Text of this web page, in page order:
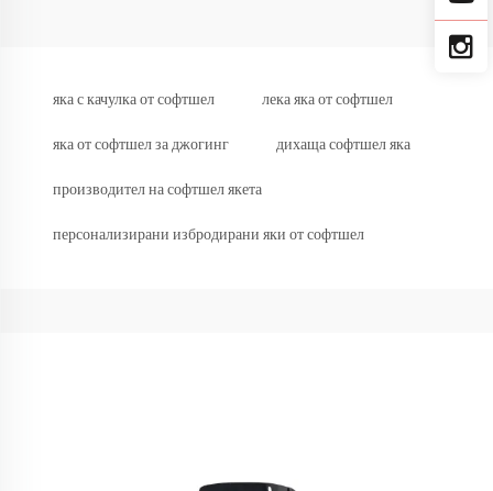
яка с качулка от софтшел лека яка от софтшел
яка от софтшел за джогинг дихаща софтшел яка
производител на софтшел якета
персонализирани избродирани яки от софтшел